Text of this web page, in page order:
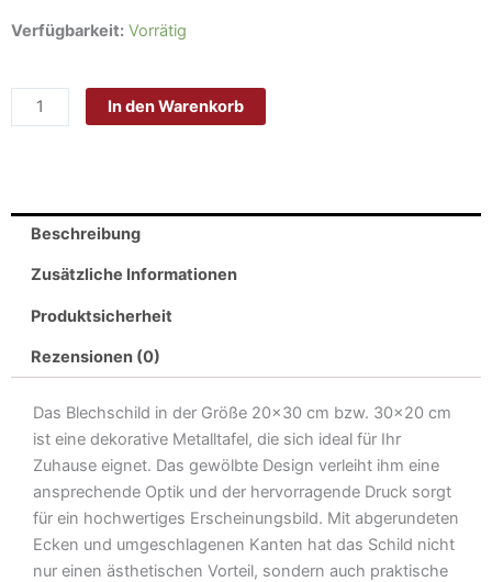
Verfügbarkeit: Vorrätig
Schild
-
London
England
Bridge
SW6
Metall
Blechschild
Menge
In den Warenkorb
Beschreibung
Zusätzliche Informationen
Produktsicherheit
Rezensionen (0)
Das Blechschild in der Größe 20×30 cm bzw. 30×20 cm
ist eine dekorative Metalltafel, die sich ideal für Ihr
Zuhause eignet. Das gewölbte Design verleiht ihm eine
ansprechende Optik und der hervorragende Druck sorgt
für ein hochwertiges Erscheinungsbild. Mit abgerundeten
Ecken und umgeschlagenen Kanten hat das Schild nicht
nur einen ästhetischen Vorteil, sondern auch praktische